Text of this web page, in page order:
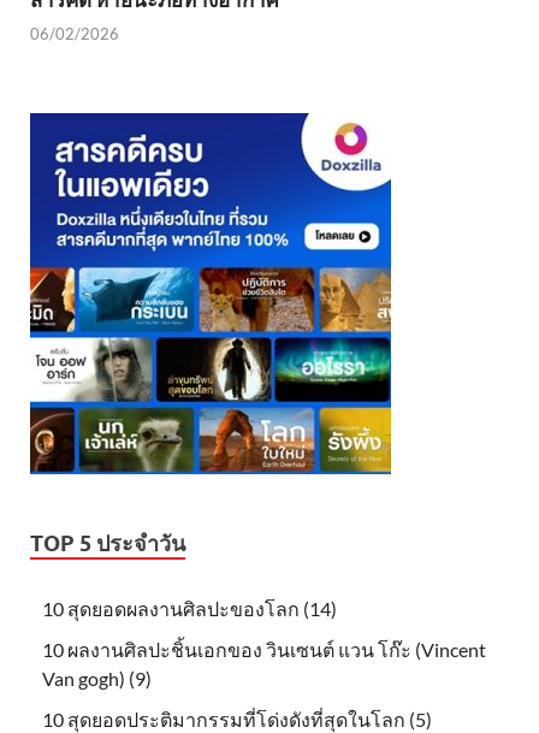
06/02/2026
TOP 5 ประจำวัน
10 สุดยอดผลงานศิลปะของโลก (14)
10 ผลงานศิลปะชิ้นเอกของ วินเซนต์ แวน โก๊ะ (Vincent
Van gogh) (9)
10 สุดยอดประติมากรรมที่โด่งดังที่สุดในโลก (5)